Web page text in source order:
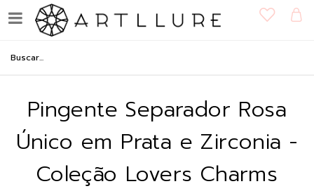
Pingente Separador Rosa
Único em Prata e Zirconia -
Coleção Lovers Charms